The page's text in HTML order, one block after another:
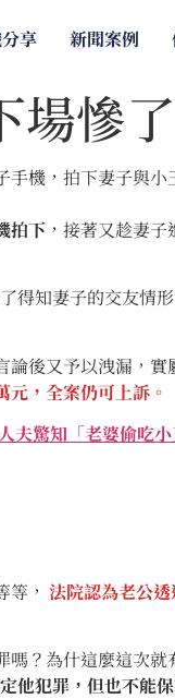
享 新聞案例
慘了
機，拍下妻子與
拍下 ，接著又趁妻子
得知妻子的交友情
後又予以洩漏，實
，全案仍可上訴。
夫驚知「老婆偷吃
， 法院認為老公
？為什這麼這次就
他犯罪，但也不能